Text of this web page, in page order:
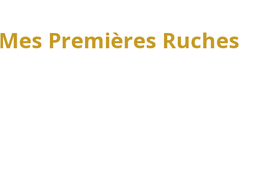
Mes Premières Ruches